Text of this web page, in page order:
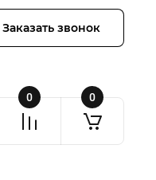
Заказать звонок
0 0